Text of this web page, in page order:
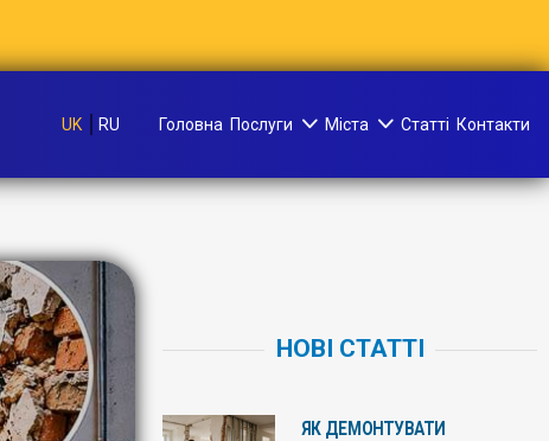
UK RU Головна Послуги Міста Статті Контакти
НОВІ СТАТТІ
ЯК ДЕМОНТУВАТИ